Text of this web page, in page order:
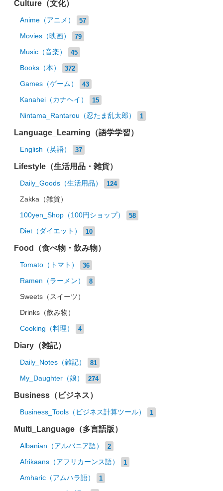
Culture（文化）
Anime（アニメ） 57
Movies（映画） 79
Music（音楽） 45
Books（本） 372
Games（ゲーム） 43
Kanahei（カナヘイ） 15
Nintama_Rantarou（忍たま乱太郎） 1
Language_Learning（語学学習）
English（英語） 37
Lifestyle（生活用品・雑貨）
Daily_Goods（生活用品） 124
Zakka（雑貨）
100yen_Shop（100円ショップ） 58
Diet（ダイエット） 10
Food（食べ物・飲み物）
Tomato（トマト） 36
Ramen（ラーメン） 8
Sweets（スイーツ）
Drinks（飲み物）
Cooking（料理） 4
Diary（雑記）
Daily_Notes（雑記） 81
My_Daughter（娘） 274
Business（ビジネス）
Business_Tools（ビジネス計算ツール） 1
Multi_Language（多言語版）
Albanian（アルバニア語） 2
Afrikaans（アフリカーンス語） 1
Amharic（アムハラ語） 1